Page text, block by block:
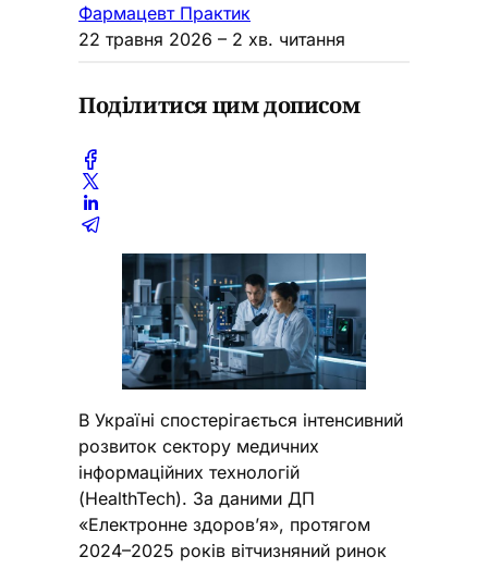
Фармацевт Практик
22 травня 2026 – 2 хв. читання
Поділитися цим дописом
В Україні спостерігається інтенсивний
розвиток сектору медичних
інформаційних технологій
(HealthTech). За даними ДП
«Електронне здоров’я», протягом
2024–2025 років вітчизняний ринок